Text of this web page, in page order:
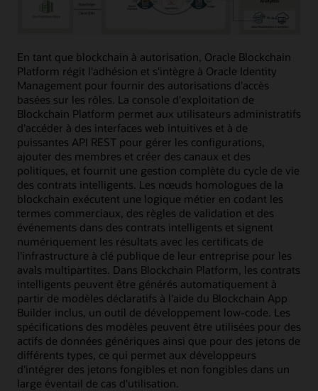
En tant que blockchain à autorisation, Oracle Blockchain
Platform régit l'adhésion et s'intègre à Oracle Identity
Management pour fournir des autorisations d'accès
basées sur les rôles. La console d'exploitation de
Blockchain Platform permet aux utilisateurs administratifs
d'accéder à des interfaces web intuitives et à de
puissantes API REST pour gérer les configurations,
ajouter des membres et créer des canaux et des
politiques, et fournit une gestion complète du cycle de vie
des contrats intelligents. Les nœuds homologues de la
blockchain exécutent une logique métier en codant les
termes commerciaux, des règles de validation et des
événements dans des contrats intelligents et signent
numériquement les résultats avec les certificats de
l'infrastructure à clé publique de leur entreprise pour les
avals multipartites. Dans Blockchain Platform, les contrats
intelligents peuvent être générés automatiquement à
partir de modèles déclaratifs à l'aide du Blockchain App
Builder inclus, un outil de développement low-code. Les
spécifications des modèles peuvent être utilisées pour des
actifs de données génériques ainsi que pour des jetons de
différents types, ce qui permet aux développeurs
d'intégrer des jetons fongibles et non fongibles dans un
large éventail de cas d'utilisation.